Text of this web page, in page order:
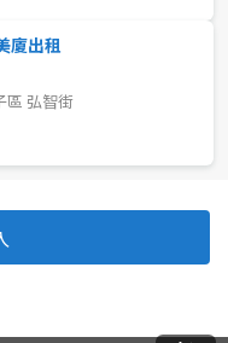
廈出租
區 弘智街